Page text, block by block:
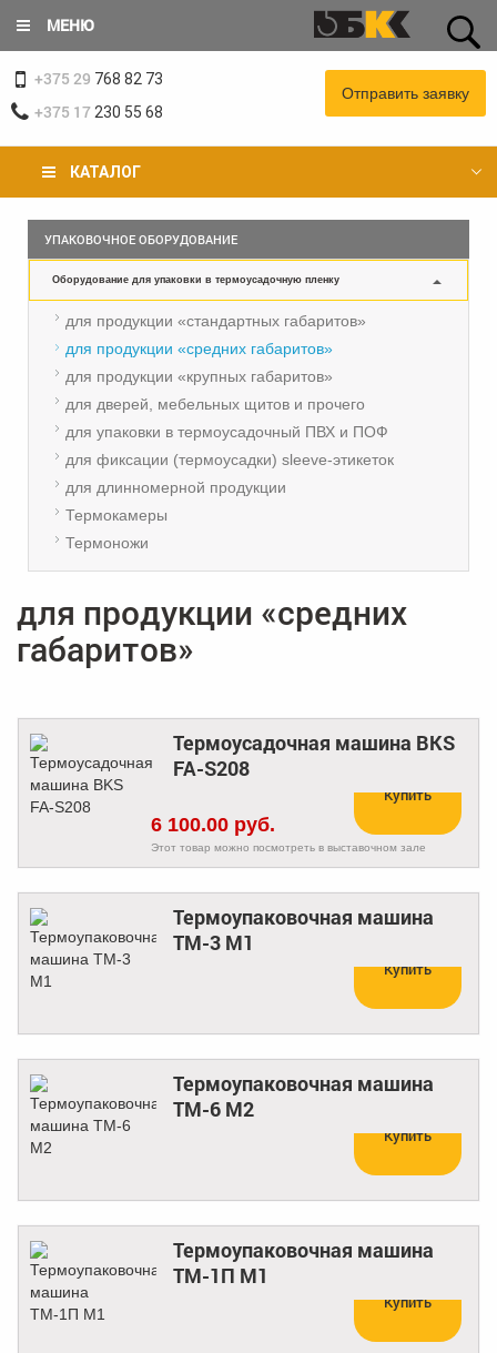
основному
содержанию
МЕНЮ
+375 29 768 82 73
+375 17 230 55 68
Отправить заявку
КАТАЛОГ
Вы
здесь
УПАКОВОЧНОЕ ОБОРУДОВАНИЕ
Оборудование для упаковки в термоусадочную пленку
для продукции «стандартных габаритов»
для продукции «средних габаритов»
для продукции «крупных габаритов»
для дверей, мебельных щитов и прочего
для упаковки в термоусадочный ПВХ и ПОФ
для фиксации (термоусадки) sleeve-этикеток
для длинномерной продукции
Термокамеры
Термоножи
для продукции «средних
габаритов»
Термоусадочная машина BKS
FA-S208
6 100.00 руб.
Купить
Этот товар можно посмотреть в выставочном зале
Термоупаковочная машина
ТМ-3 М1
Купить
Термоупаковочная машина
ТМ-6 М2
Купить
Термоупаковочная машина
ТМ-1П М1
Купить